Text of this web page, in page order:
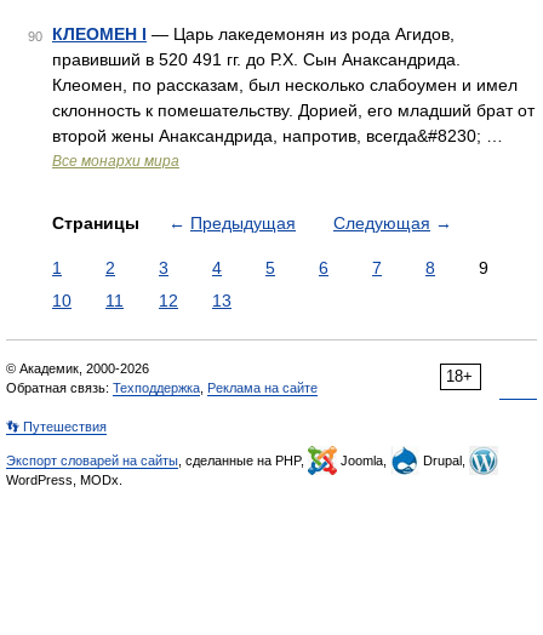
90 КЛЕОМЕН I — Царь лакедемонян из рода Агидов,
правивший в 520 491 гг. до Р.Х. Сын Анаксандрида.
Клеомен, по рассказам, был несколько слабоумен и имел
склонность к помешательству. Дорией, его младший брат от
второй жены Анаксандрида, напротив, всегда&#8230; …
Все монархи мира
Страницы ← Предыдущая Следующая →
1 2 3 4 5 6 7 8
9
10
11 12 13
18+
© Академик, 2000-2026
Обратная связь: Техподдержка Реклама на сайте
👣 Путешествия
Экспорт словарей на сайты , сделанные на PHP, Joomla,
Drupal,
WordPress, MODx.